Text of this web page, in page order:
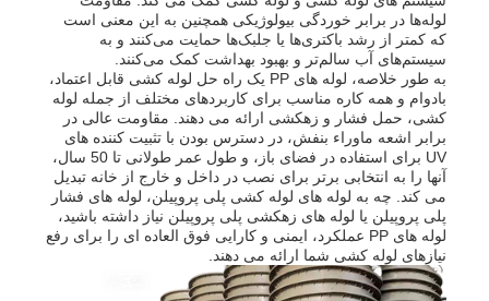
ورق پلی پروپیلن ضد شعله
تخته ساختمانی توخالی PP
ورق دیواری PP
ورق پلی پروپیلن
لوله های پی پی
لوله‌ها در برابر خوردگی بیولوژیکی همچنین به این معنی است
که کمتر از رشد باکتری‌ها یا جلبک‌ها حمایت می‌کنند و به
سیستم‌های آب سالم‌تر و بهبود بهداشت کمک می‌کنند.
به طور خلاصه، لوله های PP یک راه حل لوله کشی قابل اعتماد،
بادوام و همه کاره مناسب برای کاربردهای مختلف از جمله لوله
کشی، حمل فشار و زهکشی ارائه می دهند. مقاومت عالی در
برابر اشعه ماوراء بنفش، در دسترس بودن با تثبیت کننده های
UV برای استفاده در فضای باز، و طول عمر طولانی تا 50 سال،
آنها را به انتخابی برتر برای نصب در داخل و خارج از خانه تبدیل
می کند. چه به لوله های لوله کشی پلی پروپیلن، لوله های فشار
پلی پروپیلن یا لوله های زهکشی پلی پروپیلن نیاز داشته باشید،
لوله های PP عملکرد، ایمنی و کارایی فوق العاده ای را برای رفع
نیازهای لوله کشی شما ارائه می دهند.